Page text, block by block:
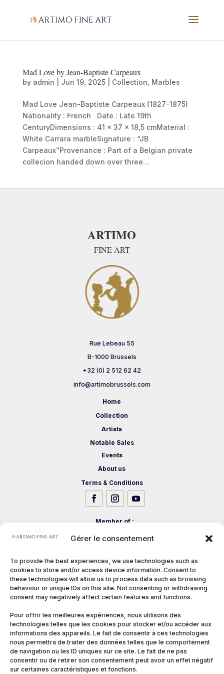
Gérer le consentement
To provide the best experiences, we use technologies such as
cookies to store and/or access device information. Consent to
these technologies will allow us to process data such as browsing
behaviour or unique IDs on this site. Not consenting or withdrawing
consent may negatively affect certain features and functions.
Pour offrir les meilleures expériences, nous utilisons des
technologies telles que les cookies pour stocker et/ou accéder aux
informations des appareils. Le fait de consentir à ces technologies
nous permettra de traiter des données telles que le comportement
de navigation ou les ID uniques sur ce site. Le fait de ne pas
consentir ou de retirer son consentement peut avoir un effet négatif
sur certaines caractéristiques et fonctions.
Mad Love by Jean-Baptiste Carpeaux
by admin Jun 19, 2025| Collection Marbles
Mad Love Jean-Baptiste Carpeaux (1827-1875)
Nationality : French Date : Late 19th
CenturyDimensions : 41 x 37 x 18,5 cmMaterial :
White Carrara marbleSignature : “JB
Carpeaux”Provenance : Part of a Belgian private
collecion handed down over three...
ARTIMO
FINE ART
Rue Lebeau 55
B-1000 Brussels
+32 (0) 2 512 62 42
info@artimobrussels.com
Home
Collection
Artists
Notable Sales
Events
About us
Terms & Conditions
Member of :